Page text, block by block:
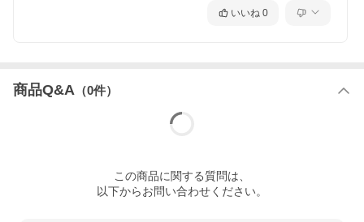
いいね 0
商品Q&A （0件）
この商品に関する質問は、
以下からお問い合わせください。